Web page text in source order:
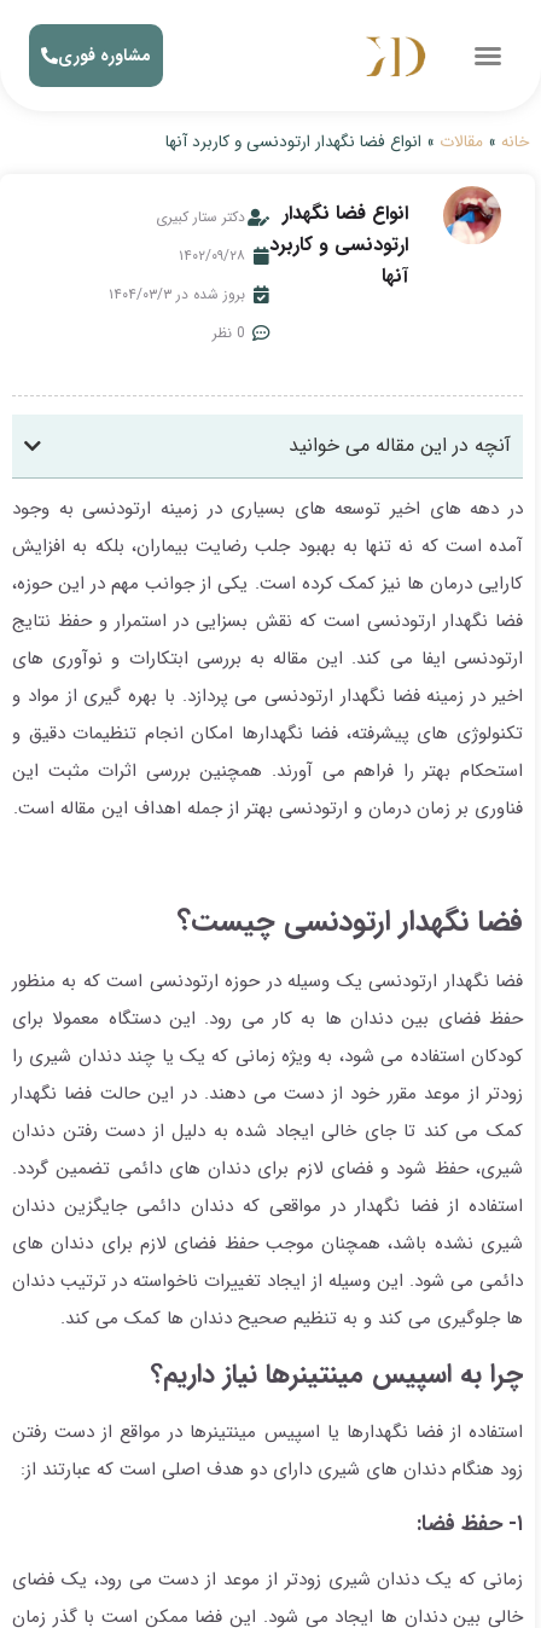
مشاوره فوری
خانه » مقالات » انواع فضا نگهدار ارتودنسی و کاربرد آنها
انواع فضا نگهدار
ارتودنسی و کاربرد
آنها
دکتر ستار کبیری
۱۴۰۲/۰۹/۲۸
بروز شده در ۱۴۰۴/۰۳/۳
0 نظر
آنچه در این مقاله می خوانید
در دهه های اخیر توسعه های بسیاری در زمینه ارتودنسی به وجود
آمده است که نه تنها به بهبود جلب رضایت بیماران، بلکه به افزایش
کارایی درمان ها نیز کمک کرده است. یکی از جوانب مهم در این حوزه،
فضا نگهدار ارتودنسی است که نقش بسزایی در استمرار و حفظ نتایج
ارتودنسی ایفا می کند. این مقاله به بررسی ابتکارات و نوآوری های
اخیر در زمینه فضا نگهدار ارتودنسی می پردازد. با بهره گیری از مواد و
تکنولوژی های پیشرفته، فضا نگهدارها امکان انجام تنظیمات دقیق و
استحکام بهتر را فراهم می آورند. همچنین بررسی اثرات مثبت این
فناوری بر زمان درمان و ارتودنسی بهتر از جمله اهداف این مقاله است.
فضا نگهدار ارتودنسی چیست؟
فضا نگهدار ارتودنسی یک وسیله در حوزه ارتودنسی است که به منظور
حفظ فضای بین دندان ها به کار می رود. این دستگاه معمولا برای
کودکان استفاده می شود، به ویژه زمانی که یک یا چند دندان شیری را
زودتر از موعد مقرر خود از دست می دهند. در این حالت فضا نگهدار
کمک می کند تا جای خالی ایجاد شده به دلیل از دست رفتن دندان
شیری، حفظ شود و فضای لازم برای دندان های دائمی تضمین گردد.
استفاده از فضا نگهدار در مواقعی که دندان دائمی جایگزین دندان
شیری نشده باشد، همچنان موجب حفظ فضای لازم برای دندان های
دائمی می شود. این وسیله از ایجاد تغییرات ناخواسته در ترتیب دندان
ها جلوگیری می کند و به تنظیم صحیح دندان ها کمک می کند.
چرا به اسپیس مینتینرها نیاز داریم؟
استفاده از فضا نگهدارها یا اسپیس مینتینرها در مواقع از دست رفتن
زود هنگام دندان های شیری دارای دو هدف اصلی است که عبارتند از:
۱- حفظ فضا:
زمانی که یک دندان شیری زودتر از موعد از دست می رود، یک فضای
خالی بین دندان ها ایجاد می شود. این فضا ممکن است با گذر زمان